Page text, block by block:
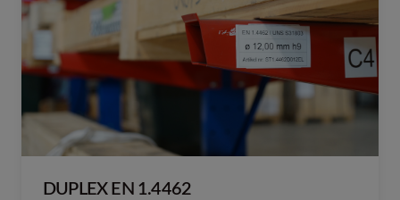
DUPLEX EN 1.4462